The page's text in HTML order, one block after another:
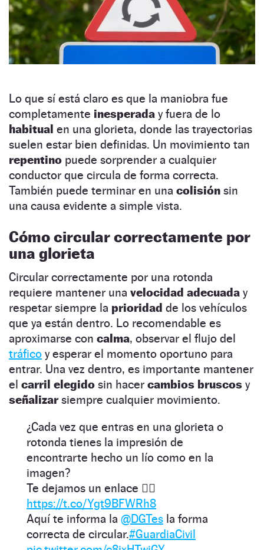
Lo que sí está claro es que la maniobra fue
completamente inesperada y fuera de lo
habitual en una glorieta, donde las trayectorias
suelen estar bien definidas. Un movimiento tan
repentino puede sorprender a cualquier
conductor que circula de forma correcta.
También puede terminar en una colisión sin
una causa evidente a simple vista.
Cómo circular correctamente por
una glorieta
Circular correctamente por una rotonda
requiere mantener una velocidad adecuada y
respetar siempre la prioridad de los vehículos
que ya están dentro. Lo recomendable es
aproximarse con calma, observar el flujo del
tráfico y esperar el momento oportuno para
entrar. Una vez dentro, es importante mantener
el carril elegido sin hacer cambios bruscos y
señalizarsiempre cualquier movimiento.
¿Cada vez que entras en una glorieta o
rotonda tienes la impresión de
encontrarte hecho un lío como en la
imagen?
Te dejamos un enlace 👇🏻
https://t.co/Ygt9BFWRh8
Aquí te informa la @DGTes la forma
correcta de circular.#GuardiaCivil